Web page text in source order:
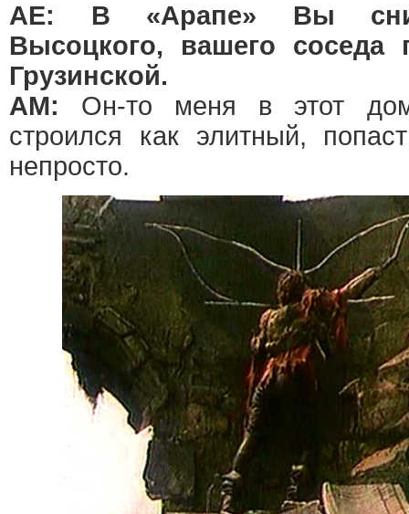
АЕ: В «Арапе» Вы
Высоцкого, вашего
Грузинской.
АМ: Он-то меня в этот
строился как элитный,
непросто.